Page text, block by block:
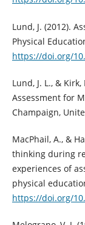
Lund, J. (2012).
Physical
https://doi.org/
Lund, J. L., &
Assessment for
Champaign,
MacPhail, A., &
thinking during
experiences of
physical
https://doi.org/